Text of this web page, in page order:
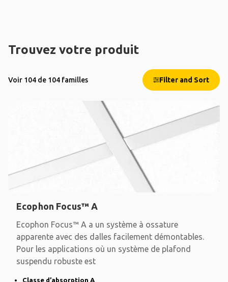
Trouvez votre produit
Voir 104 de 104 familles Filter and Sort
Ecophon Focus™ A
Ecophon Focus™ A a un système à ossature
apparente avec des dalles facilement démontables.
Pour les applications où un système de plafond
suspendu robuste est
Classe d’absorption A